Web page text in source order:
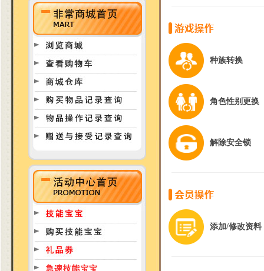
种族转换
角色性别更换
解除安全锁
添加/修改资料